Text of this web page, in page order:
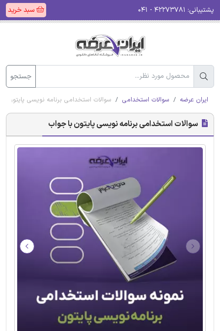
پشتیبانی: سبد خرید
جستجو
ایران عرضه سوالات استخدامی سوالات استخدامی برنامه نویسی پایتون
سوالات استخدامی برنامه نویسی پایتون با جواب